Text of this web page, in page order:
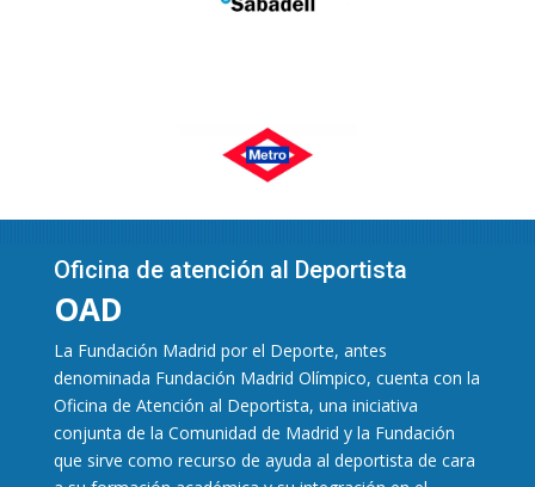
Oficina de atención al Deportista
OAD
La Fundación Madrid por el Deporte, antes
denominada Fundación Madrid Olímpico, cuenta con la
Oficina de Atención al Deportista, una iniciativa
conjunta de la Comunidad de Madrid y la Fundación
que sirve como recurso de ayuda al deportista de cara